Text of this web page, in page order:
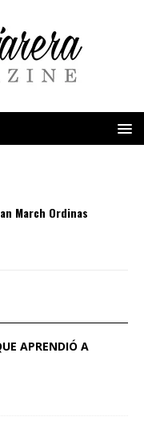
March Ordinas
APRENDIÓ A